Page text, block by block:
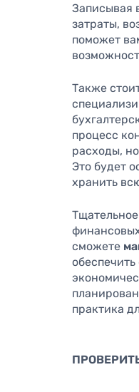
Записывая
затраты,
поможет
Также
процесс
расходы,
Это будет
хранить
сможете
практика